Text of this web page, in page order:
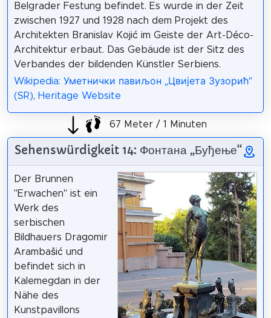
Belgrader Festung befindet. Es wurde in der Zeit
zwischen 1927 und 1928 nach dem Projekt des
Architekten Branislav Kojić im Geiste der Art-Déco-
Architektur erbaut. Das Gebäude ist der Sitz des
Verbandes der bildenden Künstler Serbiens.
Wikipedia: Уметнички павиљон „Цвијета Зузорић”
(SR), Heritage Website
67 Meter / 1 Minuten
Sehenswürdigkeit 14: Фонтана „Буђење“
Der Brunnen
"Erwachen" ist ein
Werk des
serbischen
Bildhauers Dragomir
Arambašić und
befindet sich in
Kalemegdan in der
Nähe des
Kunstpavillons